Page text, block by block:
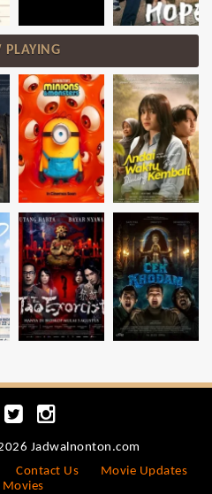
PLAYING
Jadwalnonton.com
Contact Us
Movie Updates
Movies